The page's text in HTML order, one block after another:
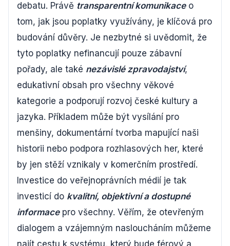
debatu. Právě transparentní komunikaceo
tom, jak jsou poplatky využívány, je klíčová pro
budování důvěry. Je nezbytné si uvědomit, že
tyto poplatky nefinancují pouze zábavní
pořady, ale také nezávislé zpravodajství,
edukativní obsah pro všechny věkové
kategorie a podporují rozvoj české kultury a
jazyka. Příkladem může být vysílání pro
menšiny, dokumentární tvorba mapující naši
historii nebo podpora rozhlasových her, které
by jen stěží vznikaly v komerčním prostředí.
Investice do veřejnoprávních médií je tak
investicí do kvalitní, objektivní a dostupné
informacepro všechny. Věřím, že otevřeným
dialogem a vzájemným nasloucháním můžeme
najít cestu k systému, který bude férový a